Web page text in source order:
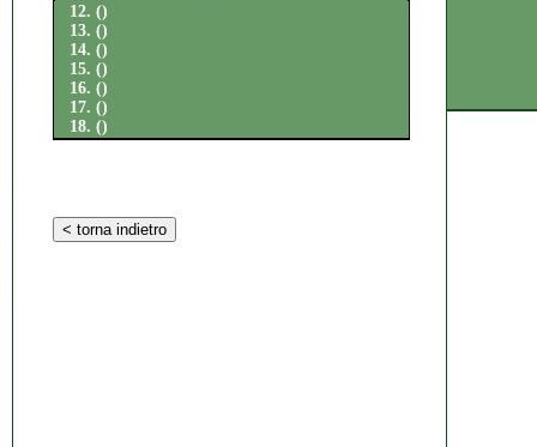
12. ()
13. ()
14. ()
15. ()
16. ()
17. ()
18. ()